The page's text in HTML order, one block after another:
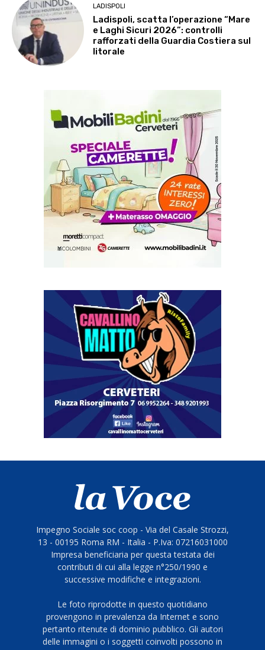
LADISPOLI
Ladispoli, scatta l’operazione “Mare
e Laghi Sicuri 2026”: controlli
rafforzati della Guardia Costiera sul
litorale
Impegno Sociale soc coop - Via del Casale Strozzi,
13 - 00195 Roma RM - Italia - P.Iva: 07216031000
Impresa beneficiaria per questa testata dei
contributi di cui alla legge n°250/1990 e
successive modifiche e integrazioni.
Le foto riprodotte in questo quotidiano
provengono in prevalenza da Internet e sono
pertanto ritenute di dominio pubblico. Gli autori
delle immagini o i soggetti coinvolti possono in